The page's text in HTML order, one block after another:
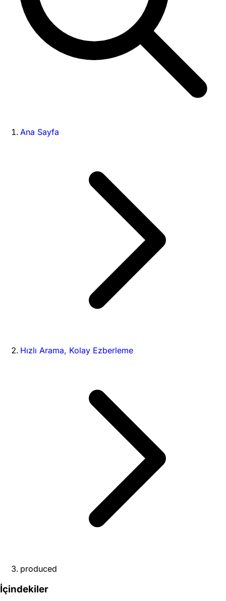
Ana Sayfa
Hızlı Arama, Kolay Ezberleme
produced
İçindekiler